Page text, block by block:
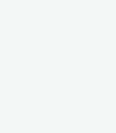
Europe